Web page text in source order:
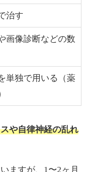
治す
画像診断などの数
単独で用いる（薬
や自律神経の乱れ
ますが、1〜2ヶ月